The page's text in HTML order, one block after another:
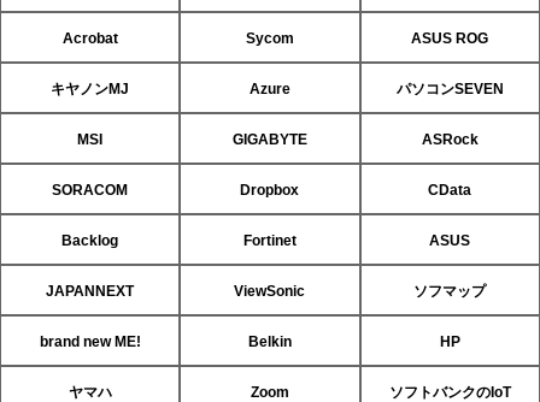
Acrobat Sycom ASUS ROG
キヤノンMJ Azure パソコンSEVEN
MSI GIGABYTE ASRock
SORACOM Dropbox CData
Backlog Fortinet ASUS
JAPANNEXT ViewSonic ソフマップ
brand new ME! Belkin HP
ヤマハ Zoom ソフトバンクのIoT